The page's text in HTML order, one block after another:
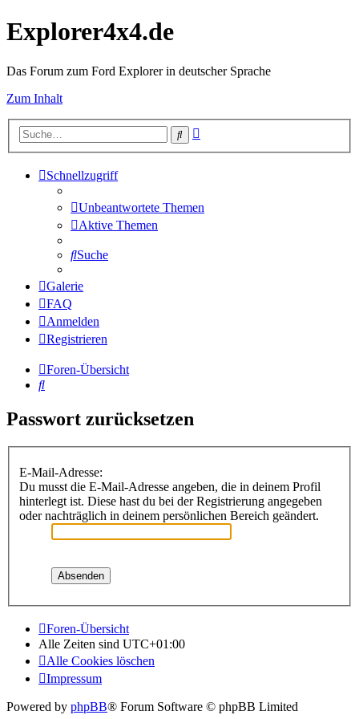
Explorer4x4.de
Das Forum zum Ford Explorer in deutscher Sprache
Zum Inhalt
Suche
Schnellzugriff
Unbeantwortete Themen
Aktive Themen
Suche
Galerie
FAQ
Anmelden
Registrieren
Foren-Übersicht
Suche
Passwort zurücksetzen
E-Mail-Adresse:
Du musst die E-Mail-Adresse angeben, die in deinem Profil
hinterlegt ist. Diese hast du bei der Registrierung angegeben
oder nachträglich in deinem persönlichen Bereich geändert.
Foren-Übersicht
Alle Zeiten sind UTC+01:00
Alle Cookies löschen
Impressum
Powered by phpBB® Forum Software © phpBB Limited